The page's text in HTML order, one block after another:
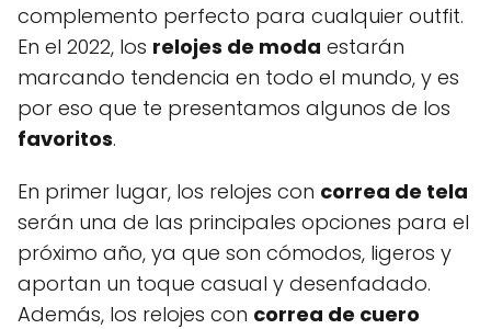
complemento perfecto para cualquier outfit.
En el 2022, los relojes de moda estarán
marcando tendencia en todo el mundo, y es
por eso que te presentamos algunos de los
favoritos.
En primer lugar, los relojes con correa de tela
serán una de las principales opciones para el
próximo año, ya que son cómodos, ligeros y
aportan un toque casual y desenfadado.
Además, los relojes con correa de cuero